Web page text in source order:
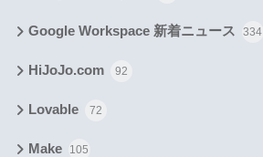
Google Workspace 新着ニュース 334
HiJoJo.com 92
Lovable 72
Make 105